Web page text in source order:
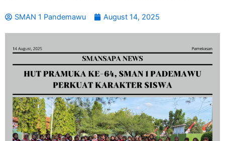
SMAN 1 Pandemawu August 14, 2025